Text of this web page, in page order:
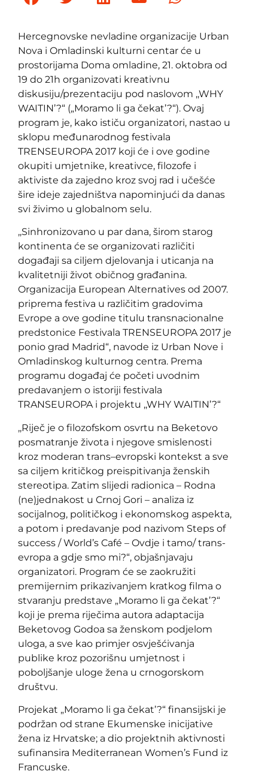
Hercegnovske nevladine organizacije Urban
Nova i Omladinski kulturni centar će u
prostorijama Doma omladine, 21. oktobra od
19 do 21h organizovati kreativnu
diskusiju/prezentaciju pod naslovom ,,WHY
WAITIN’?“ („Moramo li ga čekat’?“). Ovaj
program je, kako ističu organizatori, nastao u
sklopu međunarodnog festivala
TRENSEUROPA 2017 koji će i ove godine
okupiti umjetnike, kreativce, filozofe i
aktiviste da zajedno kroz svoj rad i učešće
šire ideje zajedništva napominjući da danas
svi živimo u globalnom selu.
,,Sinhronizovano u par dana, širom starog
kontinenta će se organizovati različiti
događaji sa ciljem djelovanja i uticanja na
kvalitetniji život običnog građanina.
Organizacija European Alternatives od 2007.
priprema festiva u različitim gradovima
Evrope a ove godine titulu transnacionalne
predstonice Festivala TRENSEUROPA 2017 je
ponio grad Madrid“, navode iz Urban Nove i
Omladinskog kulturnog centra. Prema
programu događaj će početi uvodnim
predavanjem o istoriji festivala
TRANSEUROPA i projektu ,,WHY WAITIN’?“
,,Riječ je o filozofskom osvrtu na Beketovo
posmatranje života i njegove smislenosti
kroz moderan trans–evropski kontekst a sve
sa ciljem kritičkog preispitivanja ženskih
stereotipa. Zatim slijedi radionica – Rodna
(ne)jednakost u Crnoj Gori – analiza iz
socijalnog, političkog i ekonomskog aspekta,
a potom i predavanje pod nazivom Steps of
success / World’s Café – Ovdje i tamo/ trans-
evropa a gdje smo mi?“, objašnjavaju
organizatori. Program će se zaokružiti
premijernim prikazivanjem kratkog filma o
stvaranju predstave „Moramo li ga čekat’?“
koji je prema riječima autora adaptacija
Beketovog Godoa sa ženskom podjelom
uloga, a sve kao primjer osvješćivanja
publike kroz pozorišnu umjetnost i
poboljšanje uloge žena u crnogorskom
društvu.
Projekat „Moramo li ga čekat’?“ finansijski je
podržan od strane Ekumenske inicijative
žena iz Hrvatske; a dio projektnih aktivnosti
sufinansira Mediterranean Women’s Fund iz
Francuske.